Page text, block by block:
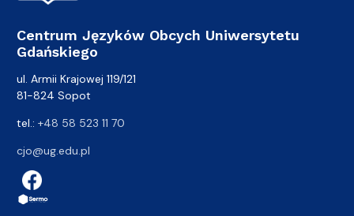
Centrum Języków Obcych Uniwersytetu
Gdańskiego
ul. Armii Krajowej 119/121
81-824 Sopot
tel.: +48 58 523 11 70
cjo@ug.edu.pl